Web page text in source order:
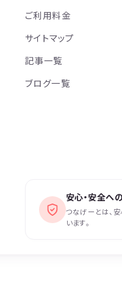
ご利用料金
サイトマップ
記事一覧
ブログ一覧
安心・安全へ
つなげーとは、
います。